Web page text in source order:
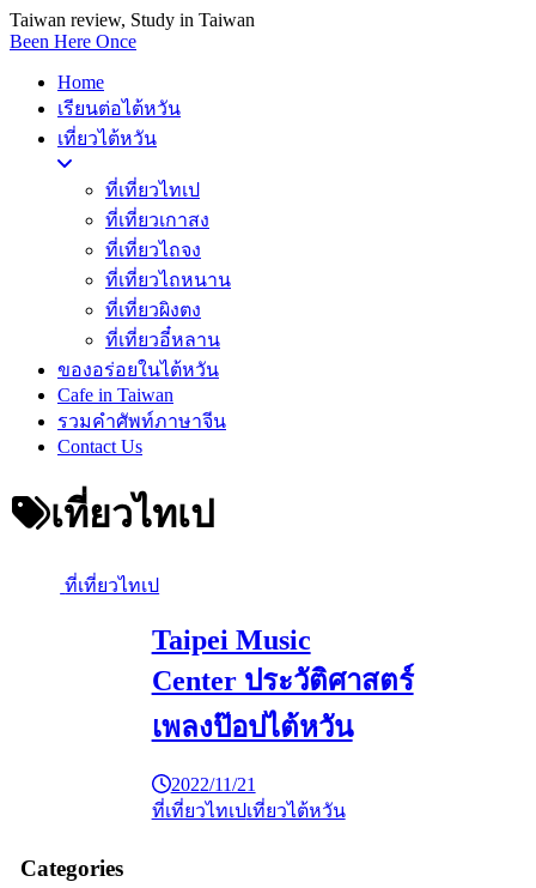
Taiwan review, Study in Taiwan
Been Here Once
Home
เรียนต่อไต้หวัน
เที่ยวไต้หวัน
ที่เที่ยวไทเป
ที่เที่ยวเกาสง
ที่เที่ยวไถจง
ที่เที่ยวไถหนาน
ที่เที่ยวผิงตง
ที่เที่ยวอี๋หลาน
ของอร่อยในไต้หวัน
Cafe in Taiwan
รวมคำศัพท์ภาษาจีน
Contact Us
เที่ยวไทเป
ที่เที่ยวไทเป
Taipei Music
Center ประวัติศาสตร์
เพลงป๊อปไต้หวัน
2022/11/21
ที่เที่ยวไทเปเที่ยวไต้หวัน
Categories